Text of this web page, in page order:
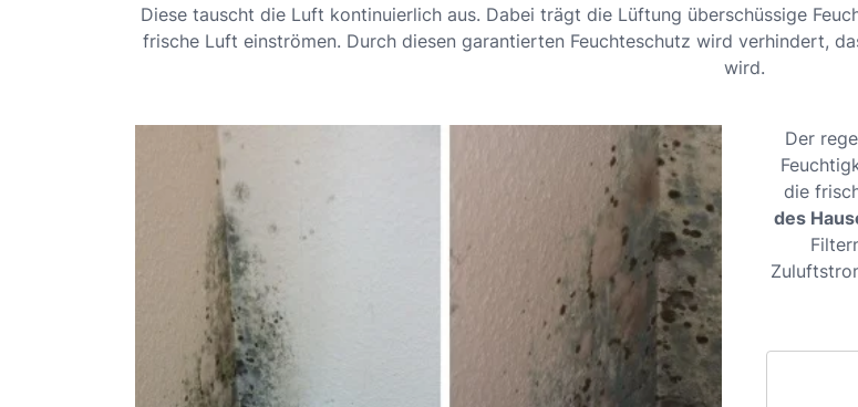
Diese tauscht die Luft kontinuierlich aus. Dabei trägt die Lüftung überschüssige
frische Luft einströmen. Durch diesen garantierten Feuchteschutz wird verhindert,
wird.
Der
die
des